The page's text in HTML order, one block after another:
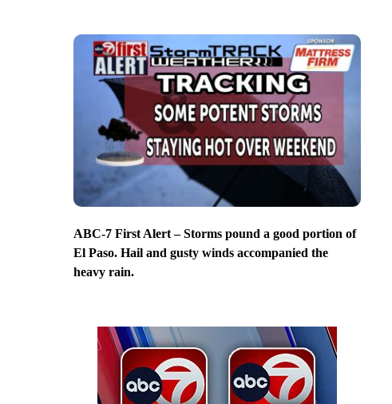
ABC-7 First Alert – Storms pound a good portion of
El Paso. Hail and gusty winds accompanied the
heavy rain.